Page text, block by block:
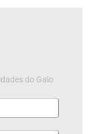
do Galo